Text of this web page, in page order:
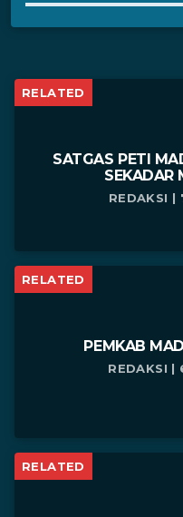
RELATED
SATGAS PETI
SEKADAR
REDAKSI |
RELATED
PEMKAB
REDAKSI |
RELATED